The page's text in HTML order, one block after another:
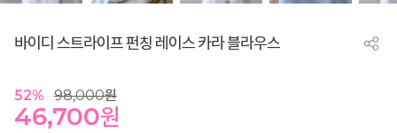
바이디 스트라이프 펀칭 레이스 카라 블라우스
52% 98,000원
46,700원